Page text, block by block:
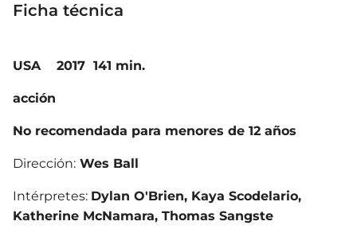
Ficha técnica
USA 2017 141 min.
acción
No recomendada para menores de 12 años
Dirección: Wes Ball
Intérpretes: Dylan O'Brien, Kaya Scodelario,
Katherine McNamara, Thomas Sangste